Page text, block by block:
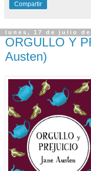
Compartir
lunes, 17 de julio de
ORGULLO Y
Austen)